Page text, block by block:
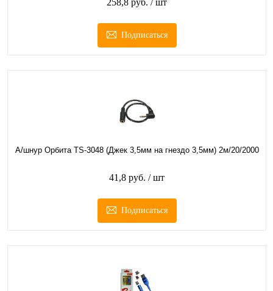
258,8 руб. / шт
Подписаться
А/шнур Орбита TS-3048 (Джек 3,5мм на гнездо 3,5мм) 2м/20/2000
41,8 руб. / шт
Подписаться